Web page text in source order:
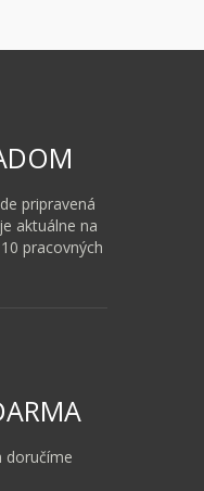
pripravená
aktuálne na
pracovných
doručíme